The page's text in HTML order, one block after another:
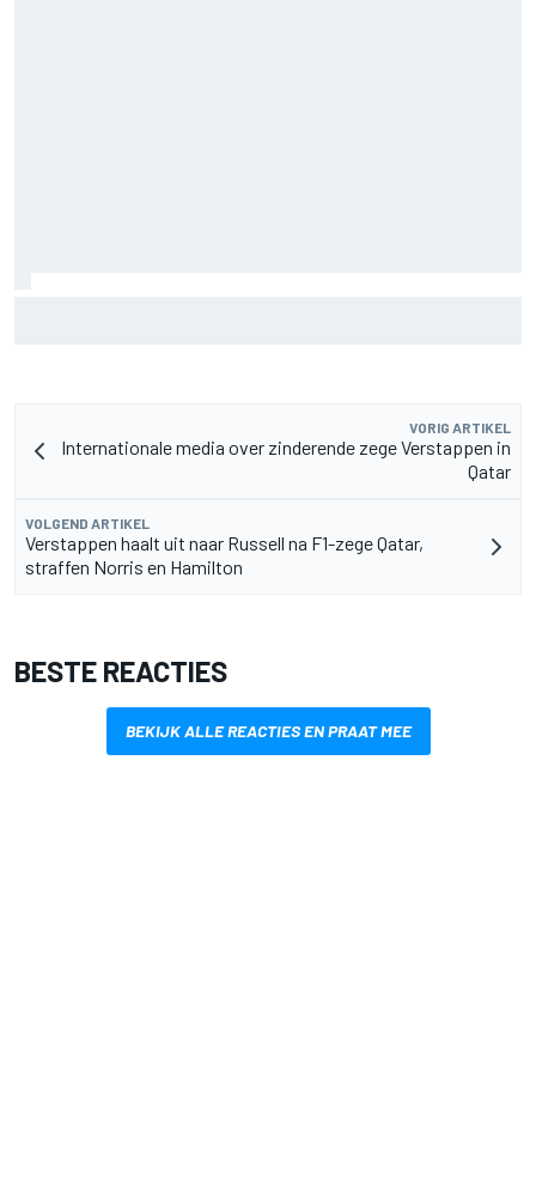
VORIG ARTIKEL
Internationale media over zinderende zege Verstappen in
Qatar
VOLGEND ARTIKEL
Verstappen haalt uit naar Russell na F1-zege Qatar,
straffen Norris en Hamilton
BESTE REACTIES
BEKIJK ALLE REACTIES EN PRAAT MEE